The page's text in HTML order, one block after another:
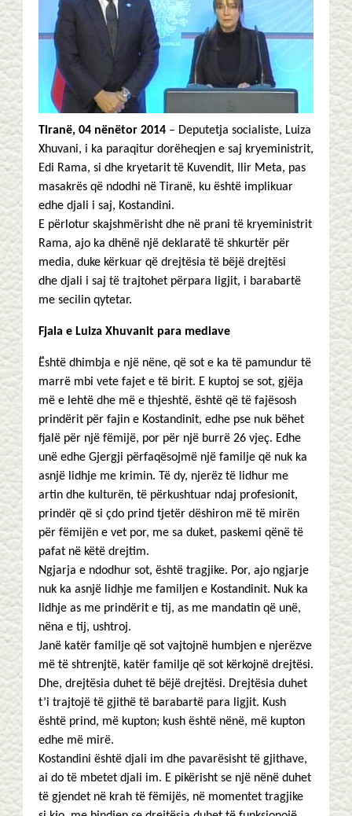
Tiranë, 04 nënëtor 2014 – Deputetja socialiste, Luiza
Xhuvani, i ka paraqitur dorëheqjen e saj kryeministrit,
Edi Rama, si dhe kryetarit të Kuvendit, Ilir Meta, pas
masakrës që ndodhi në Tiranë, ku është implikuar
edhe djali i saj, Kostandini.
E përlotur skajshmërisht dhe në prani të kryeministrit
Rama, ajo ka dhënë një deklaratë të shkurtër për
media, duke kërkuar që drejtësia të bëjë drejtësi
dhe djali i saj të trajtohet përpara ligjit, i barabartë
me secilin qytetar.
Fjala e Luiza Xhuvanit para mediave
Është dhimbja e një nëne, që sot e ka të pamundur të
marrë mbi vete fajet e të birit. E kuptoj se sot, gjëja
më e lehtë dhe më e thjeshtë, është që të fajësosh
prindërit për fajin e Kostandinit, edhe pse nuk bëhet
fjalë për një fëmijë, por për një burrë 26 vjeç. Edhe
unë edhe Gjergji përfaqësojmë një familje që nuk ka
asnjë lidhje me krimin. Të dy, njerëz të lidhur me
artin dhe kulturën, të përkushtuar ndaj profesionit,
prindër që si çdo prind tjetër dëshiron më të mirën
për fëmijën e vet por, me sa duket, paskemi qënë të
pafat në këtë drejtim.
Ngjarja e ndodhur sot, është tragjike. Por, ajo ngjarje
nuk ka asnjë lidhje me familjen e Kostandinit. Nuk ka
lidhje as me prindërit e tij, as me mandatin që unë,
nëna e tij, ushtroj.
Janë katër familje që sot vajtojnë humbjen e njerëzve
më të shtrenjtë, katër familje që sot kërkojnë drejtësi.
Dhe, drejtësia duhet të bëjë drejtësi. Drejtësia duhet
t’i trajtojë të gjithë të barabartë para ligjit. Kush
është prind, më kupton; kush është nënë, më kupton
edhe më mirë.
Kostandini është djali im dhe pavarësisht të gjithave,
ai do të mbetet djali im. E pikërisht se një nënë duhet
të gjendet në krah të fëmijës, në momentet tragjike